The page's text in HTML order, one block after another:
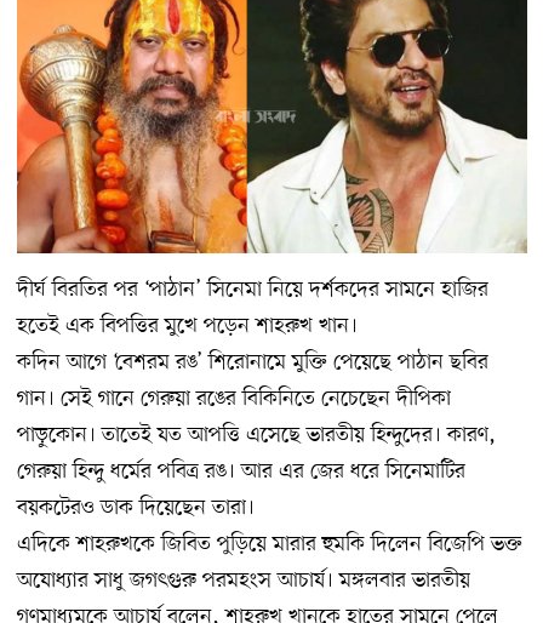
দীর্ঘ বিরতির পর ‘পাঠান’ সিনেমা নিয়ে দর্শকদের সামনে হাজির
হতেই এক বিপত্তির মুখে পড়েন শাহরুখ খান।
কদিন আগে ‘বেশরম রঙ’ শিরোনামে মুক্তি পেয়েছে পাঠান ছবির
গান। সেই গানে গেরুয়া রঙের বিকিনিতে নেচেছেন দীপিকা
পাড়ুকোন। তাতেই যত আপত্তি এসেছে ভারতীয় হিন্দুদের। কারণ,
গেরুয়া হিন্দু ধর্মের পবিত্র রঙ। আর এর জের ধরে সিনেমাটির
বয়কটেরও ডাক দিয়েছেন তারা।
এদিকে শাহরুখকে জিবিত পুড়িয়ে মারার হুমকি দিলেন বিজেপি ভক্ত
অযোধ্যার সাধু জগৎগুরু পরমহংস আচার্য। মঙ্গলবার ভারতীয়
গণমাধ্যমকে আচার্য বলেন, শাহরুখ খানকে হাতের সামনে পেলে